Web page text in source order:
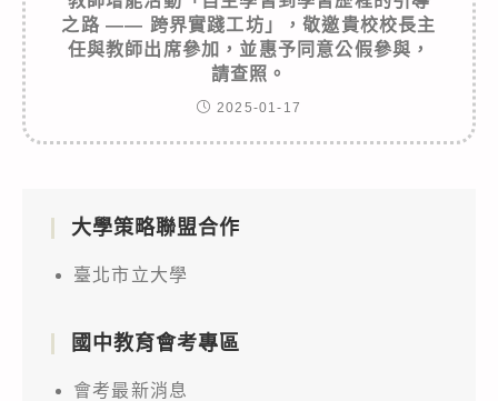
之路 —— 跨界實踐工坊」，敬邀貴校校長主
任與教師出席參加，並惠予同意公假參與，
請查照。
2025-01-17
大學策略聯盟合作
臺北市立大學
國中教育會考專區
會考最新消息